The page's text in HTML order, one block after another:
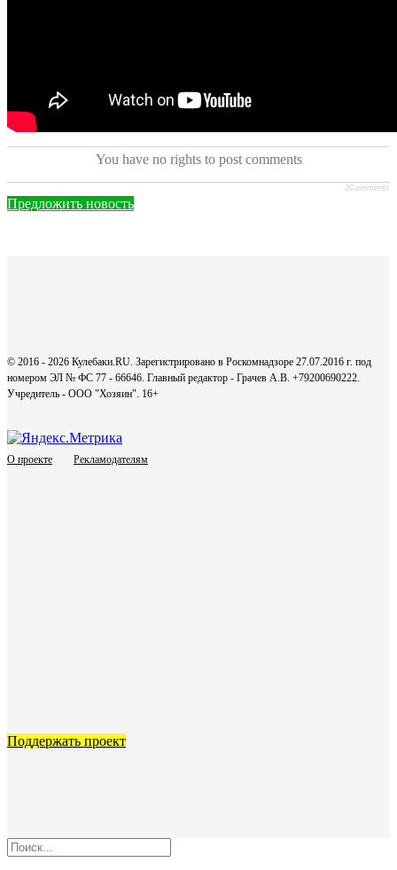
You have no rights to post comments
JComments
Предложить новость
© 2016 - 2026 Кулебаки.RU. Зарегистрировано в Роскомнадзоре 27.07.2016 г. под
номером ЭЛ № ФС 77 - 66646. Главный редактор - Грачев А.В. +79200690222.
Учредитель - ООО "Хозяин". 16+
О проекте Рекламодателям
Поддержать проект